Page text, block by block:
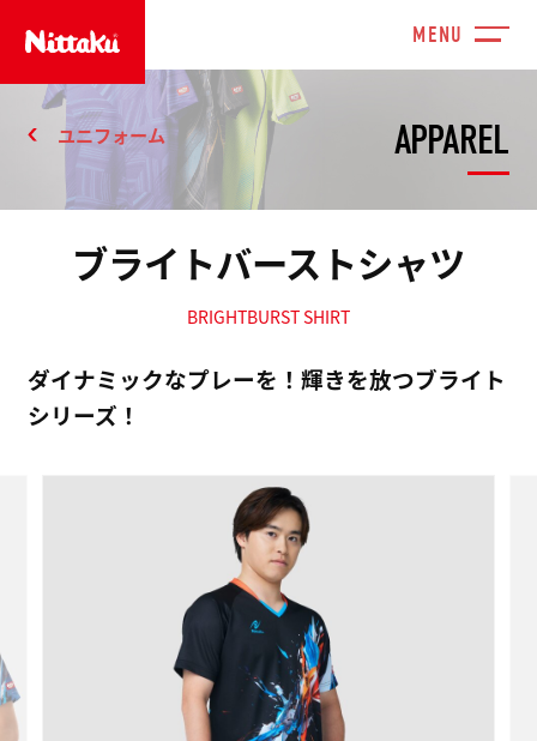
APPAREL
ユニフォーム
ブライトバーストシャツ
BRIGHTBURST SHIRT
ダイナミックなプレーを！輝きを放つブライト
シリーズ！